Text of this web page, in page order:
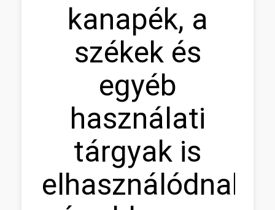
kanapék, a
székek és
egyéb
használati
tárgyak is
elhasználódnak,